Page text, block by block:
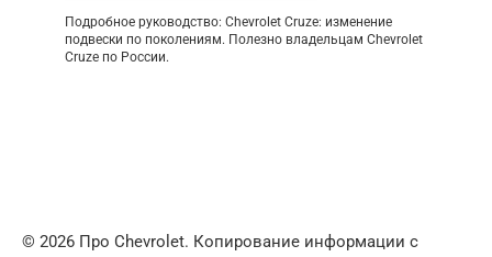
Подробное руководство: Chevrolet Cruze: изменение
подвески по поколениям. Полезно владельцам Chevrolet
Cruze по России.
© 2026 Про Chevrolet. Копирование информации с